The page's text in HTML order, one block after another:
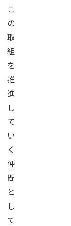
こ
の
取
組
を
推
進
し
て
い
く
仲
間
と
し
て